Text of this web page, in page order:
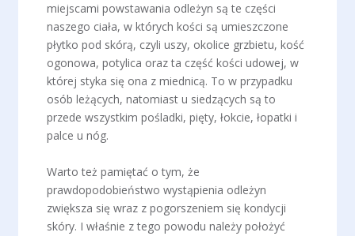
miejscami powstawania odleżyn są te części
naszego ciała, w których kości są umieszczone
płytko pod skórą, czyli uszy, okolice grzbietu, kość
ogonowa, potylica oraz ta część kości udowej, w
której styka się ona z miednicą. To w przypadku
osób leżących, natomiast u siedzących są to
przede wszystkim pośladki, pięty, łokcie, łopatki i
palce u nóg.
Warto też pamiętać o tym, że
prawdopodobieństwo wystąpienia odleżyn
zwiększa się wraz z pogorszeniem się kondycji
skóry. I właśnie z tego powodu należy położyć